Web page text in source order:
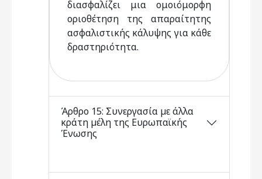
διασφαλίζει μια ομοιόμορφη
οριοθέτηση της απαραίτητης
ασφαλιστικής κάλυψης για κάθε
δραστηριότητα.
Άρθρο 15: Συνεργασία µε άλλα
κράτη µέλη της Ευρωπαϊκής
Ένωσης